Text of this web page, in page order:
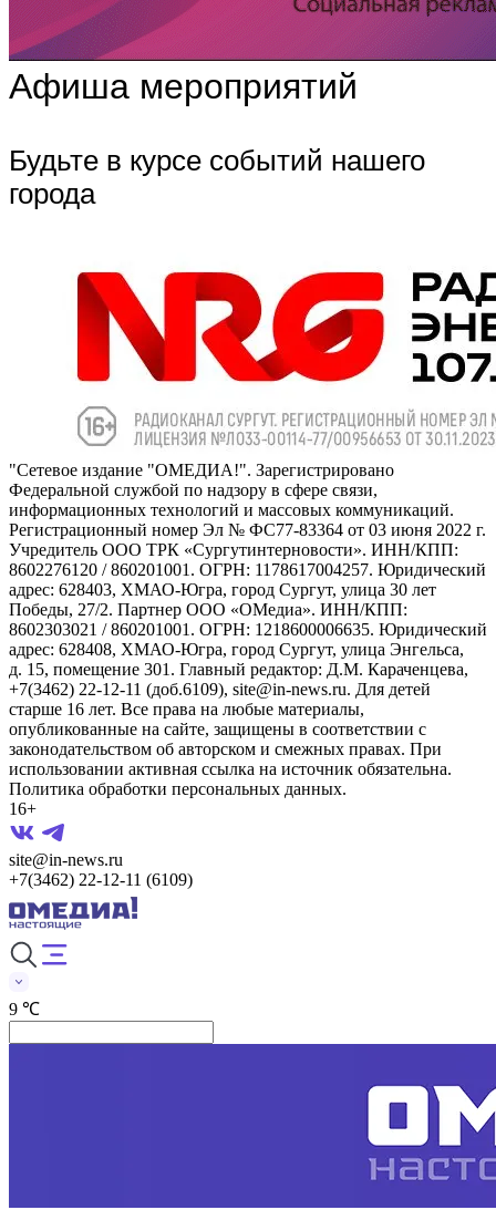
Афиша мероприятий
Будьте в курсе событий нашего
города
"Сетевое издание "ОМЕДИА!". Зарегистрировано
Федеральной службой по надзору в сфере связи,
информационных технологий и массовых коммуникаций.
Регистрационный номер Эл № ФС77-83364 от 03 июня 2022 г.
Учредитель ООО ТРК «Сургутинтерновости». ИНН/КПП:
8602276120 / 860201001. ОГРН: 1178617004257. Юридический
адрес: 628403, ХМАО-Югра, город Сургут, улица 30 лет
Победы, 27/2. Партнер ООО «ОМедиа». ИНН/КПП:
8602303021 / 860201001. ОГРН: 1218600006635. Юридический
адрес: 628408, ХМАО-Югра, город Сургут, улица Энгельса,
д. 15, помещение 301. Главный редактор: Д.М. Караченцева,
+7(3462) 22-12-11 (доб.6109), site@in-news.ru. Для детей
старше 16 лет. Все права на любые материалы,
опубликованные на сайте, защищены в соответствии с
законодательством об авторском и смежных правах. При
использовании активная ссылка на источник обязательна.
Политика обработки персональных данных.
16+
site@in-news.ru
+7(3462) 22-12-11 (6109)
9 ℃